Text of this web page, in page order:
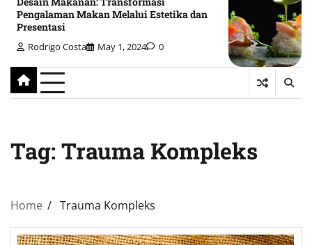
Pengalaman Makan Melalui Estetika dan
Presentasi
Rodrigo Costa May 1, 2024 0
Tag: Trauma Kompleks
Home Trauma Kompleks